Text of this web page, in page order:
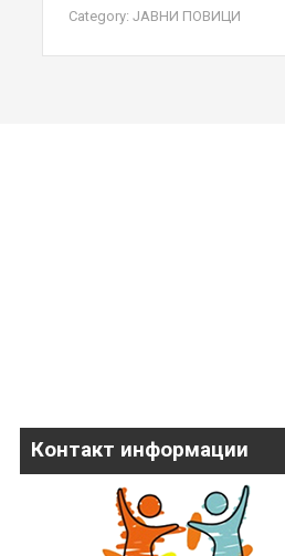
Category: ЈАВНИ ПОВИЦИ
Контакт информации